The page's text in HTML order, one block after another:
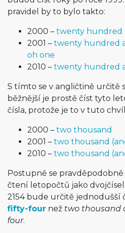
pravidel by to bylo takto:
2000 – twenty hundred
2001 – twenty hundred
oh one
2010 – twenty hundred
S tímto se v angličtině určitě
běžnější je prostě číst tyto
čísla, protože je to v tuto
2000 – two thousand
2001 – two thousand
2010 – two thousand
Postupně se pravděpodobně
čtení letopočtů jako
2154 bude určitě jednodušší
fifty-four než two thousand
four.